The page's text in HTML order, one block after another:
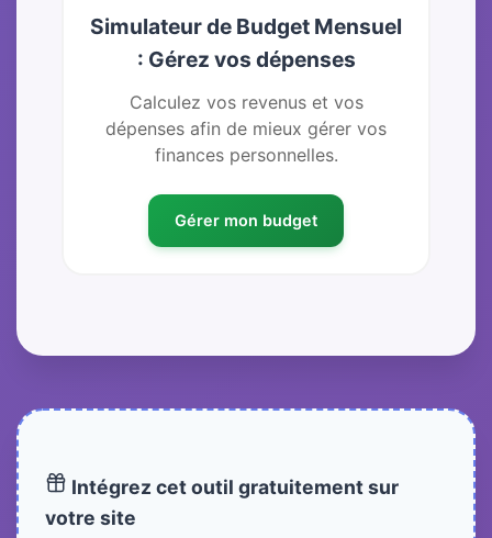
Simulateur de Budget Mensuel
: Gérez vos dépenses
Calculez vos revenus et vos
dépenses afin de mieux gérer vos
finances personnelles.
Gérer mon budget
Intégrez cet outil gratuitement sur
votre site